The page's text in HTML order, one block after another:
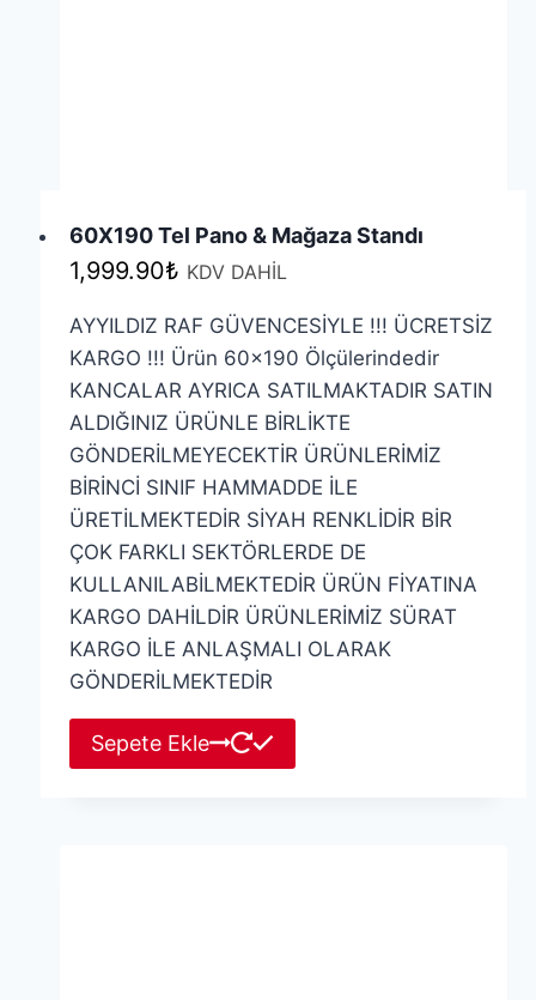
60X190 Tel Pano & Mağaza Standı
1,999.90₺ KDV DAHİL
AYYILDIZ RAF GÜVENCESİYLE !!! ÜCRETSİZ
KARGO !!! Ürün 60×190 Ölçülerindedir
KANCALAR AYRICA SATILMAKTADIR SATIN
ALDIĞINIZ ÜRÜNLE BİRLİKTE
GÖNDERİLMEYECEKTİR ÜRÜNLERİMİZ
BİRİNCİ SINIF HAMMADDE İLE
ÜRETİLMEKTEDİR SİYAH RENKLİDİR BİR
ÇOK FARKLI SEKTÖRLERDE DE
KULLANILABİLMEKTEDİR ÜRÜN FİYATINA
KARGO DAHİLDİR ÜRÜNLERİMİZ SÜRAT
KARGO İLE ANLAŞMALI OLARAK
GÖNDERİLMEKTEDİR
Sepete Ekle